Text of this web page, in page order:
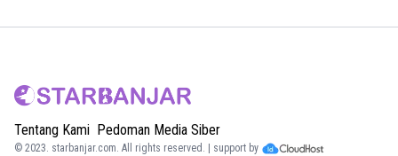
Tentang Kami Pedoman Media Siber
© 2023. starbanjar.com. All rights reserved. | support by